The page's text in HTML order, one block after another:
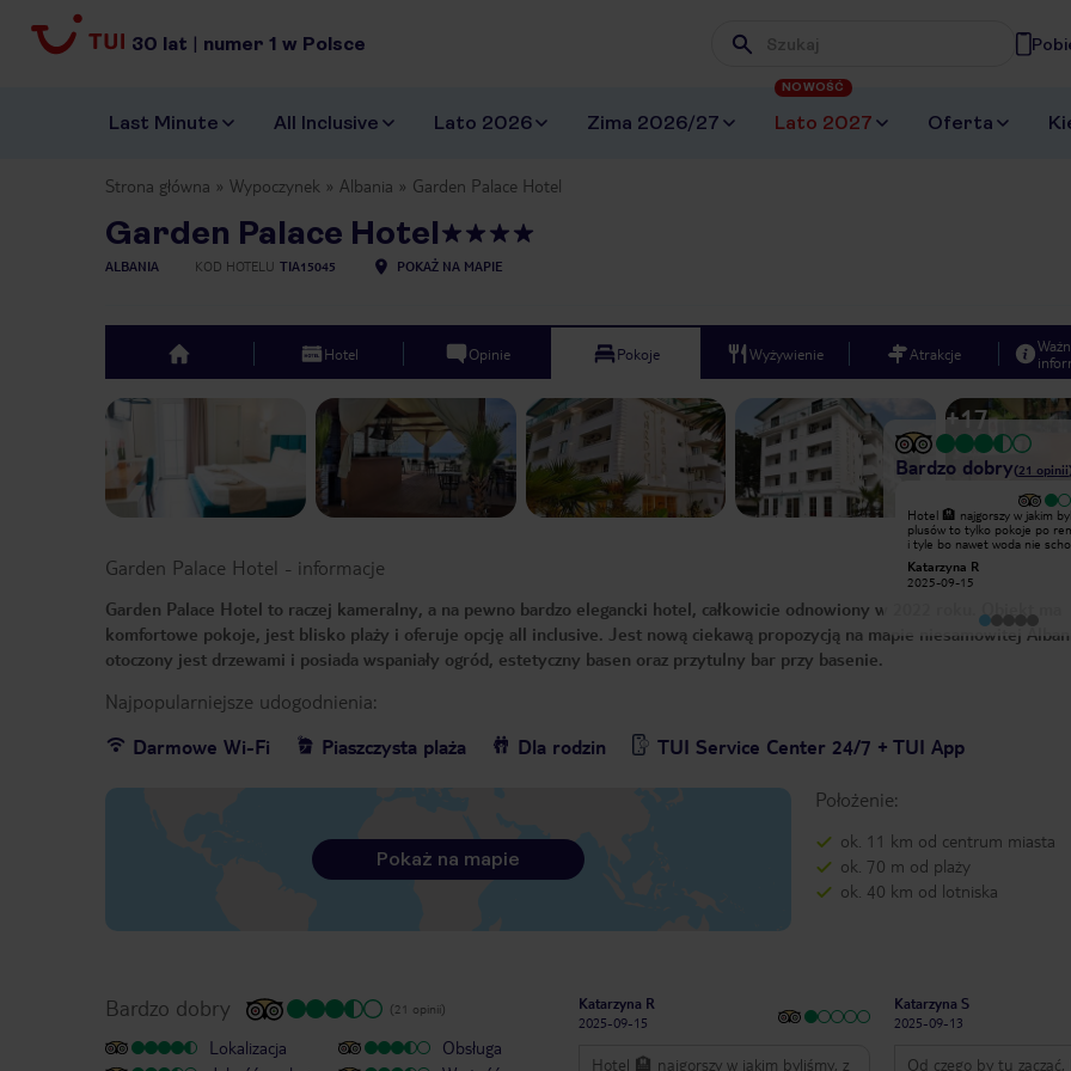
30 lat | numer 1 w Polsce Wpisz frazę, której szukasz
Last Minute All Inclusive Lato 2026 Zima 2026/27 Lato 2027
NOWOŚĆ
Oferta
Strona główna Wypoczynek Albania Garden Palace Hotel
Garden Palace Hotel
ALBANIA KOD HOTELU TIA15045 POKAŻ NA MAPIE
top Hotel Opinie Pokoje Wyżywienie Atrakcje
Previous slide +17
Bardzo dobry(21 opinii
Hotel porażka. Ocenia się na 4
śniadaniu braki na wszystko trzeba
czekać. Talerze brudne, stoliki
brudne, krzesła brudne. Leżaki przy
basenie bez materacy, w pokoju
grzyb- pokój 109.. Basen chyba nie
czyszczony, przynajmniej ja tego nie
. Ogólnie nie polecam.
Hotel 🏨 najgorszy w jakim
plusów to tylko pokoje po
i tyle bo nawet woda nie
się na przedpokój. Jedzenie
ciągle to samo i nic do wyboru
przez cały pobyt jeść sałatę
się na mieście. Tak złej kuchni
nie spotkaliśmy. Plaża to
Katarzyna R
2025-09-15
Garden Palace Hotel - informacje
Garden Palace Hotel to raczej kameralny, a na pewno bardzo elegancki hotel, całkowicie odnowiony w 2022 roku. Obiekt ma
komfortowe pokoje, jest blisko plaży i oferuje opcję all inclusive. Jest nową ciekawą propozycją na mapie niesamowitej
otoczony jest drzewami i posiada wspaniały ogród, estetyczny basen oraz przytulny bar przy basenie.
Najpopularniejsze udogodnienia:
Darmowe Wi-Fi
Piaszczysta plaża Dla rodzin TUI Service Center 24/7 + TUI App
Położenie:
ok. 11 km od centrum miasta
ok. 70 m od plaży
ok. 40 km od lotniska
Pokaż na mapie
Bardzo dobry (21 opinii)
Lokalizacja
Obsługa
Katarzyna R
2025-09-15
Hotel 🏨 najgorszy w jakim byliśmy, z
Katarzyna S
2025-09-13
Od czego by tu zacząć,